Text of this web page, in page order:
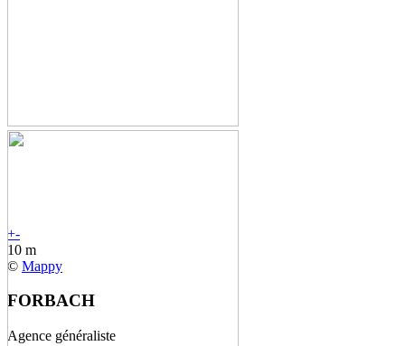
+-
10 m
© Mappy
FORBACH
Agence généraliste